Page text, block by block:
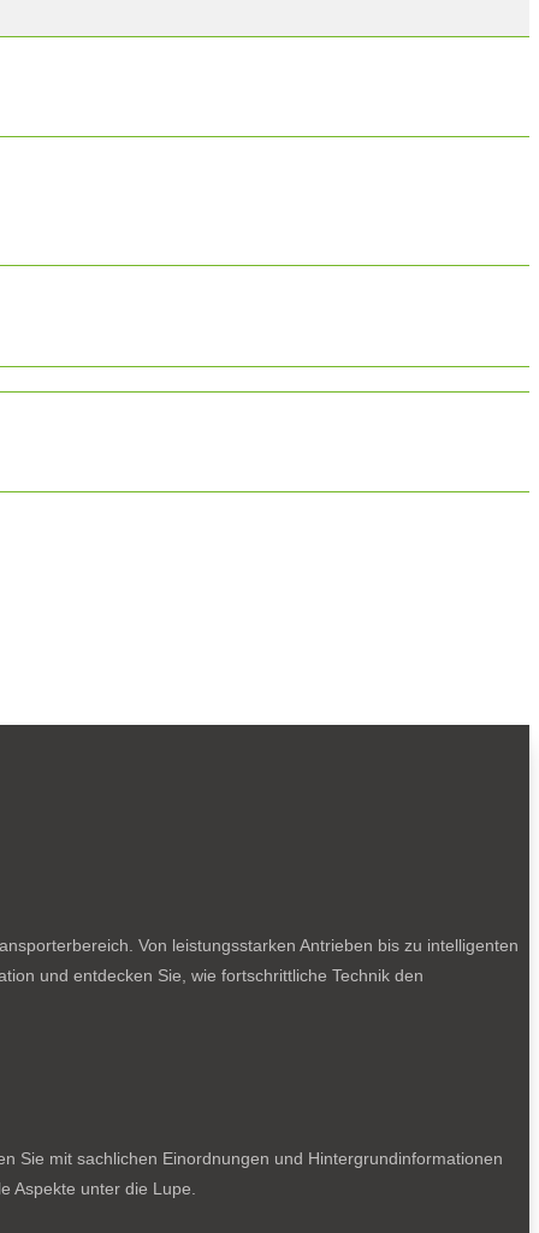
Von leistungsstarken Antrieben bis zu intelligenten
und entdecken Sie, wie fortschrittliche Technik den
Sie mit sachlichen Einordnungen und Hintergrundinformationen
Aspekte unter die Lupe.